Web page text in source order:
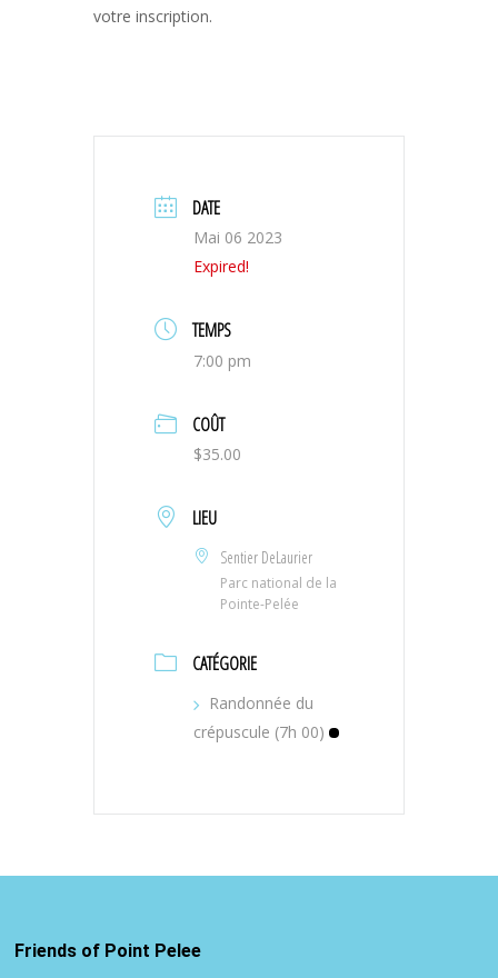
votre inscription.
DATE
Mai 06 2023
Expired!
TEMPS
7:00 pm
COÛT
$35.00
LIEU
Sentier DeLaurier
Parc national de la
Pointe-Pelée
CATÉGORIE
Randonnée du
crépuscule (7h 00)
Friends of Point Pelee